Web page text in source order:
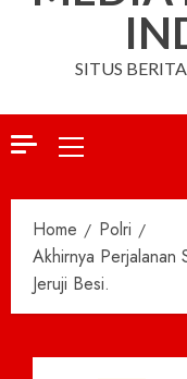
SITUS
Primary
Home
Polri
Akhirnya Perjalanan
Jeruji Besi.